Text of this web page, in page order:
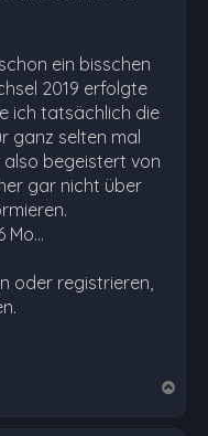
ein bisschen
2019 erfolgte
ich tatsächlich die
ganz selten mal
also begeistert von
gar nicht über
Mo…
oder registrieren,